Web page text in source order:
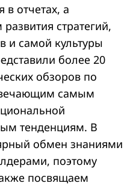
в отчетах, а
стратегий,
и самой культуры
более 20
обзоров по
самым
тенденциям. В
обмен знаниями
поэтому
посвящаем